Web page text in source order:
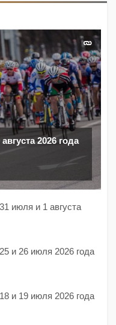
2026 года
июля и 1 августа
и 26 июля 2026 года
и 19 июля 2026 года